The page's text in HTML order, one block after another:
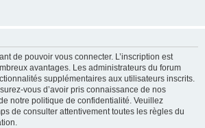
de pouvoir vous connecter. L’inscription est
avantages. Les administrateurs du forum
supplémentaires aux utilisateurs inscrits.
vous d’avoir pris connaissance de nos
notre politique de confidentialité. Veuillez
de consulter attentivement toutes les règles du